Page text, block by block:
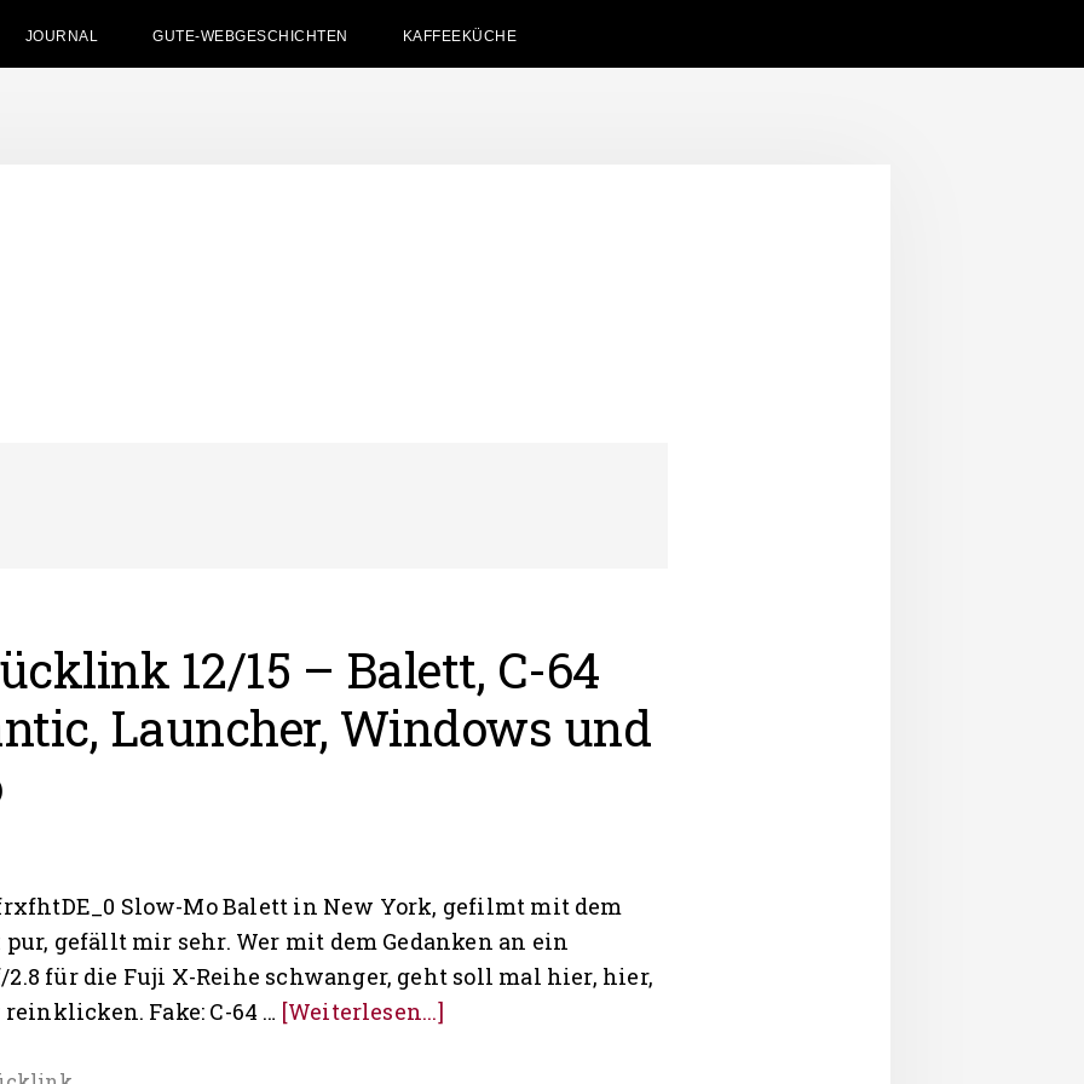
JOURNAL GUTE-WEBGESCHICHTEN KAFFEEKÜCHE
12/15 – Balett, C-64
Launcher, Windows und
Slow-Mo Balett in New York, gefilmt mit dem
gefällt mir sehr. Wer mit dem Gedanken an ein
2.8 für die Fuji X-Reihe schwanger, geht soll mal hier, hier,
Fake: C-64 … [Weiterlesen...]ÜberWochenrücklink